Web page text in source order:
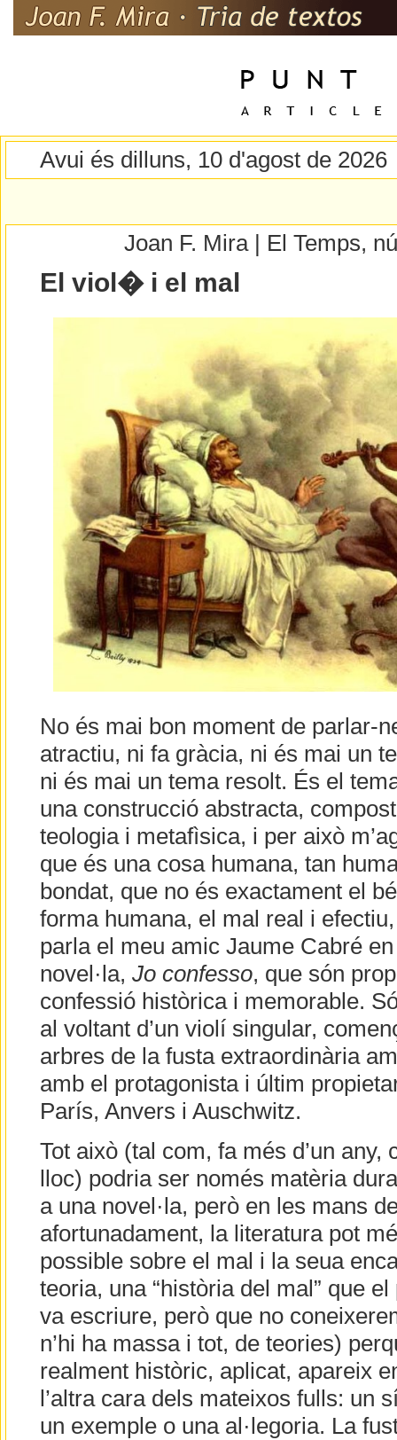
Avui és dilluns, 10 d'agost de 2026
Joan F. Mira | El Temps,
El viol� i el mal
No és mai bon moment de parlar-
atractiu, ni fa gràcia, ni és mai un
ni és mai un tema resolt. És el
una construcció abstracta,
teologia i metafìsica, i per això
que és una cosa humana, tan
bondat, que no és exactament el
forma humana, el mal real i
parla el meu amic Jaume Cabré
novel·la, Jo confesso, que són
confessió històrica i memorable.
al voltant d’un violí singular,
arbres de la fusta extraordinària
amb el protagonista i últim
París, Anvers i Auschwitz.
Tot això (tal com, fa més d’un any,
lloc) podria ser només matèria
a una novel·la, però en les mans
afortunadament, la literatura pot
possible sobre el mal i la seua
teoria, una “història del mal” que
va escriure, però que no
n’hi ha massa i tot, de teories)
realment històric, aplicat, apareix
l’altra cara dels mateixos fulls: un
un exemple o una al·legoria. La